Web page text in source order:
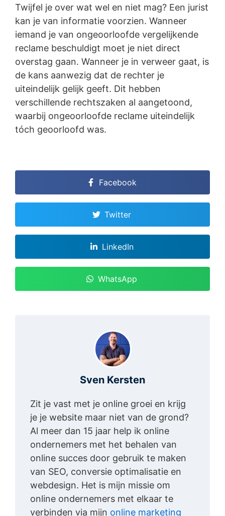
Twijfel je over wat wel en niet mag? Een jurist
kan je van informatie voorzien. Wanneer
iemand je van ongeoorloofde vergelijkende
reclame beschuldigt moet je niet direct
overstag gaan. Wanneer je in verweer gaat, is
de kans aanwezig dat de rechter je
uiteindelijk gelijk geeft. Dit hebben
verschillende rechtszaken al aangetoond,
waarbij ongeoorloofde reclame uiteindelijk
tóch geoorloofd was.
Facebook
Twitter
LinkedIn
WhatsApp
Sven Kersten
Zit je vast met je online groei en krijg
je je website maar niet van de grond?
Al meer dan 15 jaar help ik online
ondernemers met het behalen van
online succes door gebruik te maken
van SEO, conversie optimalisatie en
webdesign. Het is mijn missie om
online ondernemers met elkaar te
verbinden via mijn online marketing